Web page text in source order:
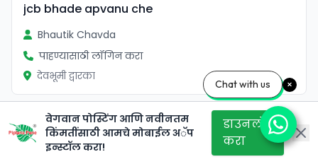
jcb bhade apvanu che
Bhautik Chavda
पाहण्यासाठी लॉगिन करा
देवभूमी द्वारका
वेगवान पोस्टिंग आणि नवीनतम
किंमतींसाठी आमचे मोबाईल अॅप
इन्स्टॉल करा!
डाउनलोड
करा
Chat with us